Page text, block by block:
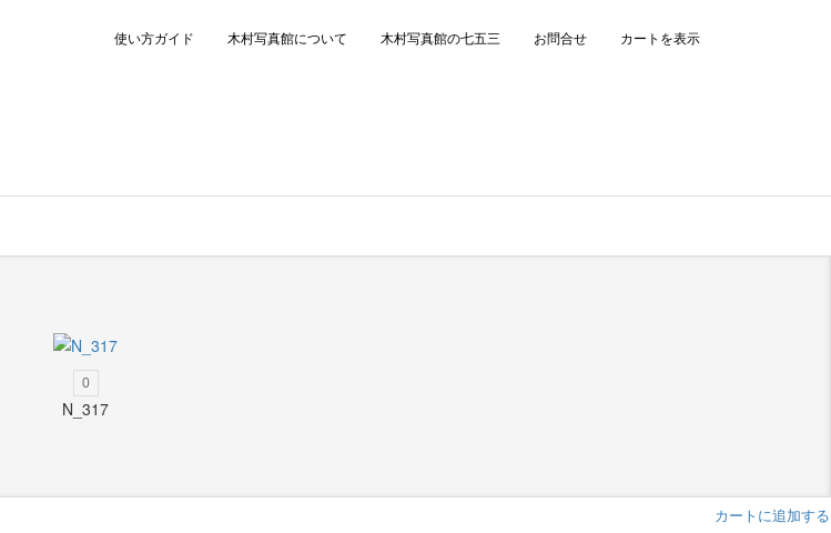
使い方ガイド 木村写真館について 木村写真館の七五三 お問合せ カートを表示
0
N_317
カートに追加する